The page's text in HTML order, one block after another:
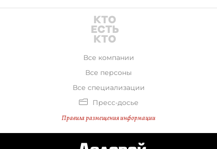
Все компании
Все персоны
Все специализации
Пресс-досье
Правила размещения информации